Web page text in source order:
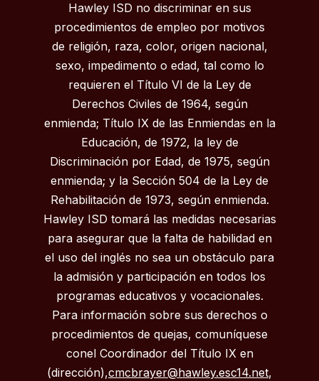
Hawley ISD no discriminar en sus
procedimientos de empleo por motivos
de religión, raza, color, origen nacional,
sexo, impedimento o edad, tal como lo
requieren el Título VI de la Ley de
Derechos Civiles de 1964, según
enmienda; Título IX de las Enmiendas en la
Educación, de 1972, la ley de
Discriminación por Edad, de 1975, según
enmienda; y la Sección 504 de la Ley de
Rehabilitación de 1973, según enmienda.
Hawley ISD tomará las medidas necesarias
para asegurar que la falta de habilidad en
el uso del inglés no sea un obstáculo para
la admisión y participación en todos los
programas educativos y vocacionales.
Para información sobre sus derechos o
procedimientos de quejas, comuníquese
conel Coordinador del Título IX en
(dirección),cmcbrayer@hawley.esc14.net,